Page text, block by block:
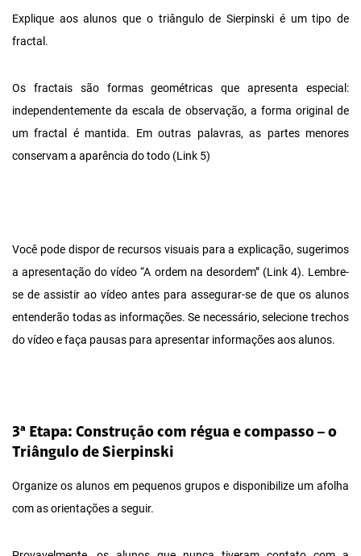
Explique aos alunos que o triângulo de Sierpinski é um tipo de
fractal.
Os fractais são formas geométricas que apresenta especial:
independentemente da escala de observação, a forma original de
um fractal é mantida. Em outras palavras, as partes menores
conservam a aparência do todo (Link 5)
Você pode dispor de recursos visuais para a explicação, sugerimos
a apresentação do vídeo “A ordem na desordem” (Link 4). Lembre-
se de assistir ao vídeo antes para assegurar-se de que os alunos
entenderão todas as informações. Se necessário, selecione trechos
do vídeo e faça pausas para apresentar informações aos alunos.
3ª Etapa: Construção com régua e compasso – o
Triângulo de Sierpinski
Organize os alunos em pequenos grupos e disponibilize um afolha
com as orientações a seguir.